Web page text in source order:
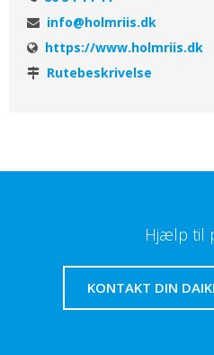
info@holmriis.dk
https://www.holmriis.dk
Rutebeskrivelse
Hjælp til
KONTAKT DIN